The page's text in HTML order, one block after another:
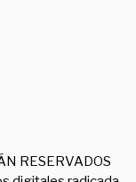
RESERVADOS